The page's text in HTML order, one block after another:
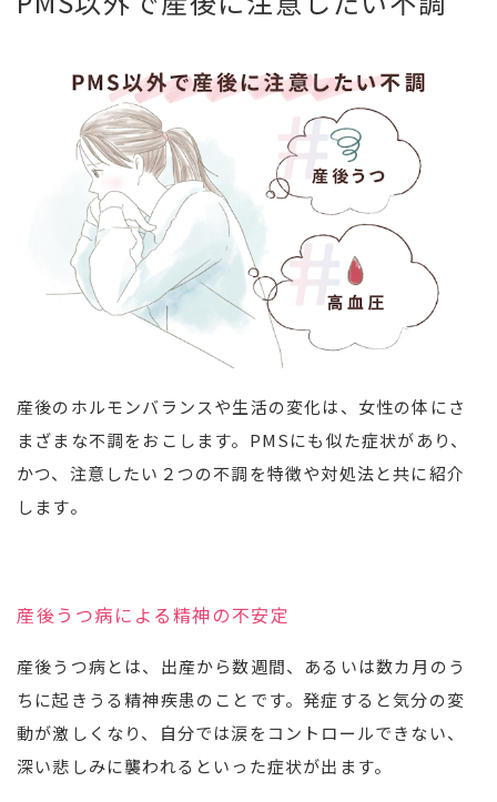
産後のホルモンバランスや生活の変化は、女性の体にさ
まざまな不調をおこします。PMSにも似た症状があり、
かつ、注意したい２つの不調を特徴や対処法と共に紹介
します。
産後うつ病による精神の不安定
産後うつ病とは、出産から数週間、あるいは数カ月のう
ちに起きうる精神疾患のことです。発症すると気分の変
動が激しくなり、自分では涙をコントロールできない、
深い悲しみに襲われるといった症状が出ます。